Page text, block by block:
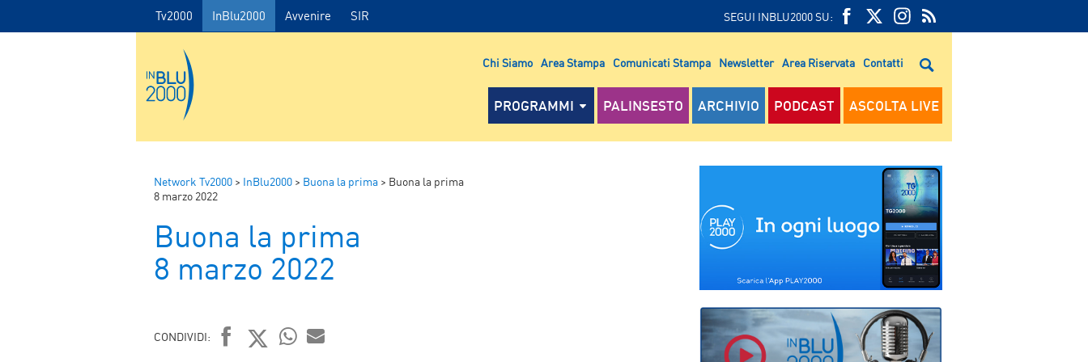
Tv2000 InBlu2000 Avvenire SIR SEGUI INBLU2000 SU:
FEED
RSS
RSS
Chi Siamo Area Stampa Comunicati Stampa Newsletter Area Riservata Contatti
PROGRAMMI PALINSESTO ARCHIVIO PODCAST ASCOLTA LIVE
Network Tv2000 > InBlu2000 > Buona la prima > Buona la prima
8 marzo 2022
Buona la prima
8 marzo 2022
CONDIVIDI: